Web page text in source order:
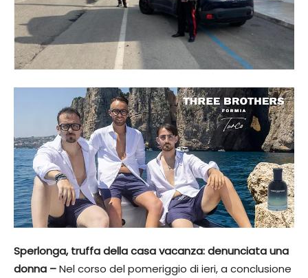
Sperlonga, truffa della casa vacanza: denunciata una
donna –Nel corso del pomeriggio di ieri, a conclusione